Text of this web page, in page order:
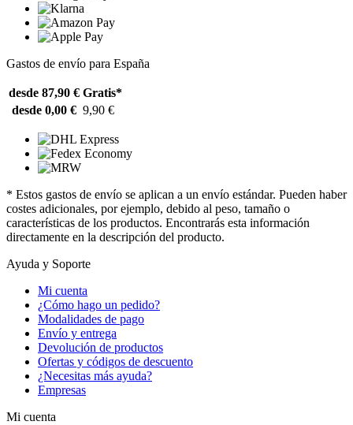
Gastos de envío para España
desde 87,90 € Gratis*
desde 0,00 € 9,90 €
* Estos gastos de envío se aplican a un envío estándar. Pueden haber
costes adicionales, por ejemplo, debido al peso, tamaño o
características de los productos. Encontrarás esta información
directamente en la descripción del producto.
Ayuda y Soporte
Mi cuenta
¿Cómo hago un pedido?
Modalidades de pago
Envío y entrega
Devolución de productos
Ofertas y códigos de descuento
¿Necesitas más ayuda?
Empresas
Mi cuenta